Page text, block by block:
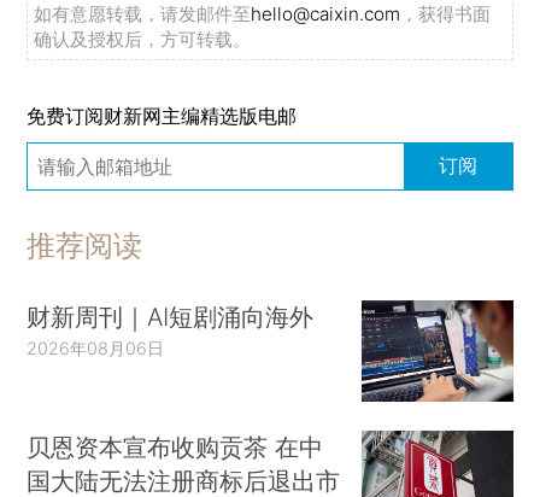
如有意愿转载，请发邮件至hello@caixin.com ，获得书面
确认及授权后，方可转载。
免费订阅财新网主编精选版电邮
订阅
推荐阅读
财新周刊｜AI短剧涌向海外
2026年08月06日
贝恩资本宣布收购贡茶 在中
国大陆无法注册商标后退出市